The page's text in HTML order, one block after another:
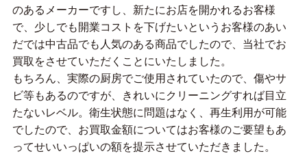
のあるメーカーですし、新たにお店を開かれるお客様
で、少しでも開業コストを下げたいというお客様のあい
だでは中古品でも人気のある商品でしたので、当社でお
買取をさせていただくことにいたしました。
もちろん、実際の厨房でご使用されていたので、傷やサ
ビ等もあるのですが、きれいにクリーニングすれば目立
たないレベル。衛生状態に問題はなく、再生利用が可能
でしたので、お買取金額についてはお客様のご要望もあ
ってせいいっぱいの額を提示させていただきました。